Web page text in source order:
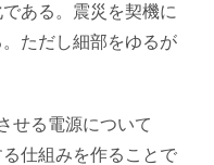
ある。震災を契機に
ただし細部をゆるが
せる電源について
仕組みを作ることで